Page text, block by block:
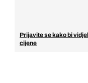
Prijavite se kako bi
cijene